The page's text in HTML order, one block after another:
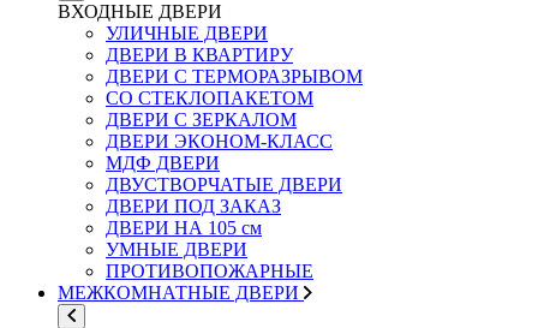
ВХОДНЫЕ ДВЕРИ
УЛИЧНЫЕ ДВЕРИ
ДВЕРИ В КВАРТИРУ
ДВЕРИ С ТЕРМОРАЗРЫВОМ
СО СТЕКЛОПАКЕТОМ
ДВЕРИ С ЗЕРКАЛОМ
ДВЕРИ ЭКОНОМ-КЛАСС
МДФ ДВЕРИ
ДВУСТВОРЧАТЫЕ ДВЕРИ
ДВЕРИ ПОД ЗАКАЗ
ДВЕРИ НА 105 см
УМНЫЕ ДВЕРИ
ПРОТИВОПОЖАРНЫЕ
МЕЖКОМНАТНЫЕ ДВЕРИ